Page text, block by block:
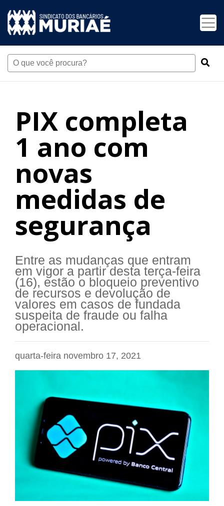
PIX completa
1 ano com
novas
medidas de
segurança
Entre as mudanças que entram
em vigor a partir desta terça-feira
(16), estão o bloqueio preventivo
de recursos e devolução de
valores em casos de fundada
suspeita de fraude ou falha
operacional.
quarta-feira novembro 17, 2021